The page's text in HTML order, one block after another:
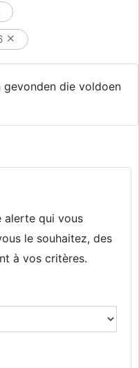
die voldoen
alerte qui vous
le souhaitez, des
à vos critères.